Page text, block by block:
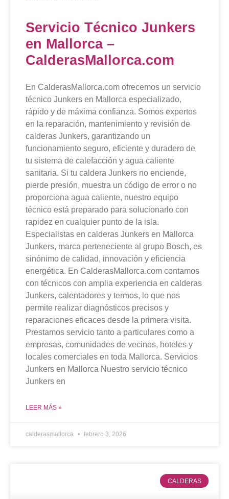
Servicio Técnico Junkers
en Mallorca –
CalderasMallorca.com
En CalderasMallorca.com ofrecemos un servicio
técnico Junkers en Mallorca especializado,
rápido y de máxima confianza. Somos expertos
en la reparación, mantenimiento y revisión de
calderas Junkers, garantizando un
funcionamiento seguro, eficiente y duradero de
tu sistema de calefacción y agua caliente
sanitaria. Si tu caldera Junkers no enciende,
pierde presión, muestra un código de error o no
proporciona agua caliente, nuestro equipo
técnico está preparado para solucionarlo con
rapidez en cualquier punto de la isla.
Especialistas en calderas Junkers en Mallorca
Junkers, marca perteneciente al grupo Bosch, es
sinónimo de calidad, innovación y eficiencia
energética. En CalderasMallorca.com contamos
con técnicos con amplia experiencia en calderas
Junkers, calentadores y termos, lo que nos
permite realizar diagnósticos precisos y
reparaciones eficaces desde la primera visita.
Prestamos servicio tanto a particulares como a
empresas, comunidades de vecinos, hoteles y
locales comerciales en toda Mallorca. Servicios
Junkers en Mallorca Nuestro servicio técnico
Junkers en
LEER MÁS »
calderasmallorca febrero 3, 2026
CALDERAS